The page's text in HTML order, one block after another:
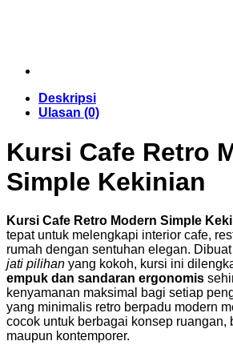
Deskripsi
Ulasan (0)
Kursi Cafe Retro
Simple Kekinian
Kursi Cafe Retro Modern Simple
tepat untuk melengkapi interior cafe,
rumah dengan sentuhan elegan. Dibuat
jati pilihan yang kokoh, kursi ini
empuk dan sandaran ergonomis
kenyamanan maksimal bagi setiap
yang minimalis retro berpadu modern
cocok untuk berbagai konsep ruangan,
maupun kontemporer.